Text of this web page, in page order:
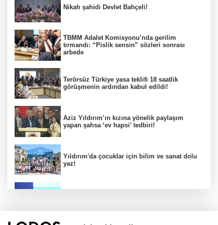
Nikah şahidi Devlet Bahçeli!
TBMM Adalet Komisyonu’nda gerilim
tırmandı: “Pislik sensin” sözleri sonrası
arbede
Terörsüz Türkiye yasa teklifi 18 saatlik
görüşmenin ardından kabul edildi!
Aziz Yıldırım’ın kızına yönelik paylaşım
yapan şahsa ‘ev hapsi’ tedbiri!
Yıldırım'da çocuklar için bilim ve sanat dolu
yaz!